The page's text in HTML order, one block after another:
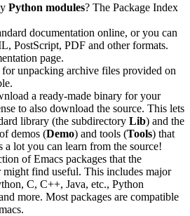
Python modules? The Package Index
documentation online, or you can
PostScript, PDF and other formats.
page.
unpacking archive files provided on
a ready-made binary for your
to also download the source. This lets
library (the subdirectory Lib) and the
demos (Demo) and tools (Tools) that
a lot you can learn from the source!
of Emacs packages that the
might find useful. This includes major
C, C++, Java, etc., Python
more. Most packages are compatible